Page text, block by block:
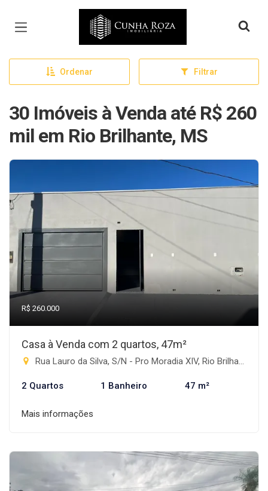
Página inicial
Ordenar Filtrar
30 Imóveis à Venda até R$ 260
mil em Rio Brilhante, MS
R$ 260.000
Casa à Venda com 2 quartos, 47m²
Rua Lauro da Silva, S/N - Pro Moradia XIV, Rio Brilhante-MS
2 Quartos 1 Banheiro 47 m²
Mais informações